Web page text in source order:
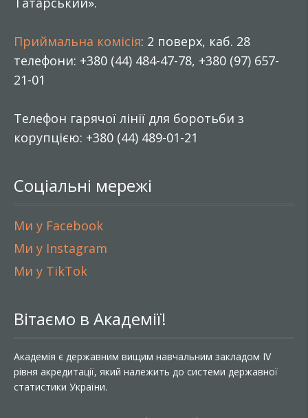
Приймальна комісія: 2 поверх, каб. 28
телефони: +380 (44) 484-47-78, +380 (97) 657-
21-01
Телефон гарячої лінії для боротьби з
корупцією: +380 (44) 489-01-21
Соціальні мережі
Ми у Facebook
Ми у Instagram
Ми у TikTok
Вітаємо в Академії!
Академія є державним вищим навчальним закладом IV
рівня акредитації, який належить до системи державної
статистики України.